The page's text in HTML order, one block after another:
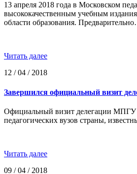
13 апреля 2018 года в Московском
высококачественным учебным
области образования.
Читать далее
12 / 04 / 2018
Завершился официальный визит
Официальный визит делегации МПГУ
педагогических вузов страны,
Читать далее
09 / 04 / 2018